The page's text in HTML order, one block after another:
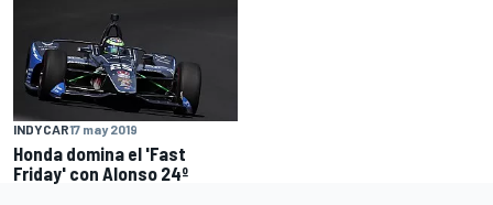
INDYCAR17 may 2019
Honda domina el 'Fast
Friday' con Alonso 24º